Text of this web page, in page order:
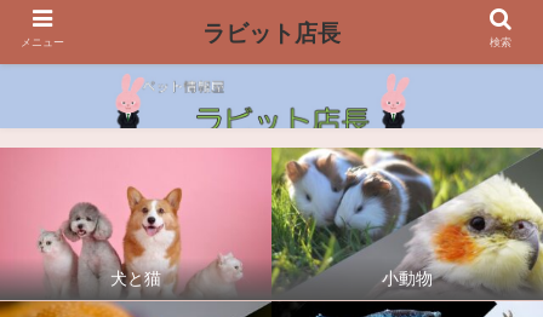
犬と猫 小動物
メニュー ラビット店長 検索